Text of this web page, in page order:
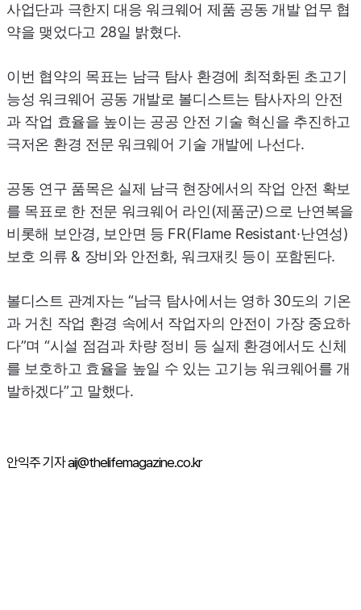
사업단과 극한지 대응 워크웨어 제품 공동 개발 업무 협
약을 맺었다고 28일 밝혔다.
이번 협약의 목표는 남극 탐사 환경에 최적화된 초고기
능성 워크웨어 공동 개발로 볼디스트는 탐사자의 안전
과 작업 효율을 높이는 공공 안전 기술 혁신을 추진하고
극저온 환경 전문 워크웨어 기술 개발에 나선다.
공동 연구 품목은 실제 남극 현장에서의 작업 안전 확보
를 목표로 한 전문 워크웨어 라인(제품군)으로 난연복을
비롯해 보안경, 보안면 등 FR(Flame Resistant·난연성)
보호 의류 & 장비와 안전화, 워크재킷 등이 포함된다.
볼디스트 관계자는 “남극 탐사에서는 영하 30도의 기온
과 거친 작업 환경 속에서 작업자의 안전이 가장 중요하
다”며 “시설 점검과 차량 정비 등 실제 환경에서도 신체
를 보호하고 효율을 높일 수 있는 고기능 워크웨어를 개
발하겠다”고 말했다.
안익주 기자 aij@thelifemagazine.co.kr